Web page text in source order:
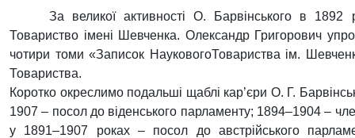
За великої активності О. Барвінського в
Товариство імені Шевченка. Олександр Григорович
чотири томи «Записок НауковогоТовариства ім.
Товариства.
Коротко окреслимо подальші щаблі кар’єри О. Г.
1907 – посол до віденського парламенту; 1894–1904 –
у 1891–1907 роках – посол до австрійського